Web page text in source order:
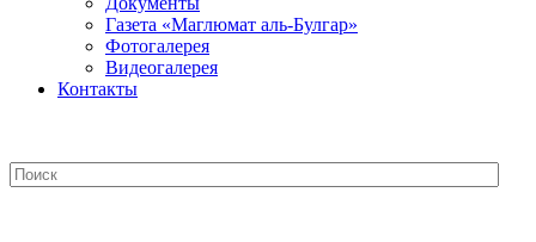
Газета «Маглюмат аль-Булгар»
Фотогалерея
Видеогалерея
Контакты